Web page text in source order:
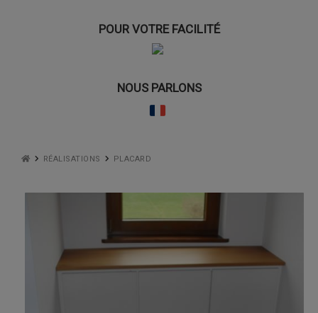
POUR VOTRE FACILITÉ
NOUS PARLONS
RÉALISATIONS PLACARD